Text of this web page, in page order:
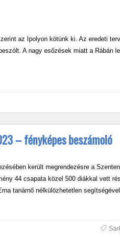
az Ipolyon kötünk ki. Az eredeti
A nagy esőzések miatt a Rábán
– fényképes beszámoló
került megrendezésre a
44 csapata közel 500 diákkal vett
tanárnő nélkülözhetetlen